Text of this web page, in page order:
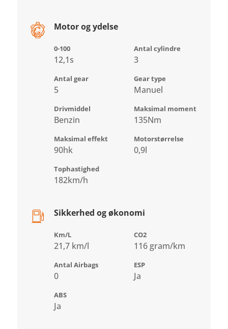
Motor og ydelse
0-100
12,1s
Antal cylindre
3
Antal gear
5
Gear type
Manuel
Drivmiddel
Benzin
Maksimal moment
135Nm
Maksimal effekt
90hk
Motorstørrelse
0,9l
Tophastighed
182km/h
Sikkerhed og økonomi
Km/L
21,7 km/l
CO2
116 gram/km
Antal Airbags
0
ESP
Ja
ABS
Ja